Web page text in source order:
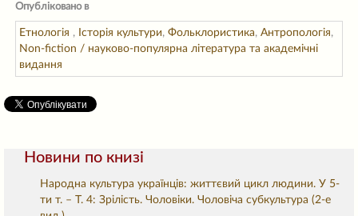
Опубліковано в
Етнологія , Історія культури, Фольклористика, Антропологія,
Non-fiction / науково-популярна література та академічні
видання
Новини по книзі
Народна культура українців: життєвий цикл людини. У 5-
ти т. – Т. 4: Зрілість. Чоловіки. Чоловіча субкультура (2-е